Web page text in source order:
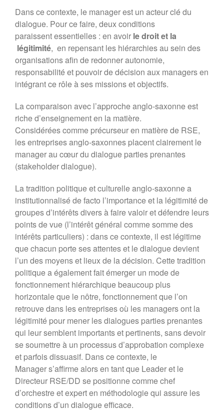
Forum MR21 2026
Dialogue MR21 – Stop au culte
de la performance dans
l’entreprise
Dialogue MR12 – La CS3D :
Force ou talon d’Achille des
entreprises européennes ?
Dialogues MR21 « Le spatial
au service du monde marin ? »
« Faut-il avoir peur de la
population mondiale ? »
Dans ce contexte, le manager est un acteur clé du
dialogue. Pour ce faire, deux conditions
paraissent essentielles : en avoir le droit et la
légitimité, en repensant les hiérarchies au sein des
organisations afin de redonner autonomie,
responsabilité et pouvoir de décision aux managers en
intégrant ce rôle à ses missions et objectifs.
La comparaison avec l’approche anglo-saxonne est
riche d’enseignement en la matière.
Considérées comme précurseur en matière de RSE,
les entreprises anglo-saxonnes placent clairement le
manager au cœur du dialogue parties prenantes
(stakeholder dialogue).
La tradition politique et culturelle anglo-saxonne a
institutionnalisé de facto l’importance et la légitimité de
groupes d’intérêts divers à faire valoir et défendre leurs
points de vue (l’intérêt général comme somme des
intérêts particuliers) : dans ce contexte, il est légitime
que chacun porte ses attentes et le dialogue devient
l’un des moyens et lieux de la décision. Cette tradition
politique a également fait émerger un mode de
fonctionnement hiérarchique beaucoup plus
horizontale que le nôtre, fonctionnement que l’on
retrouve dans les entreprises où les managers ont la
légitimité pour mener les dialogues parties prenantes
qui leur semblent importants et pertinents, sans devoir
se soumettre à un processus d’approbation complexe
et parfois dissuasif. Dans ce contexte, le
Manager s’affirme alors en tant que Leader et le
Directeur RSE/DD se positionne comme chef
d’orchestre et expert en méthodologie qui assure les
conditions d’un dialogue efficace.